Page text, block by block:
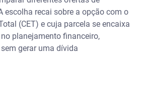
escolha recai sobre a opção com o
(CET) e cuja parcela se encaixa
planejamento financeiro,
gerar uma dívida